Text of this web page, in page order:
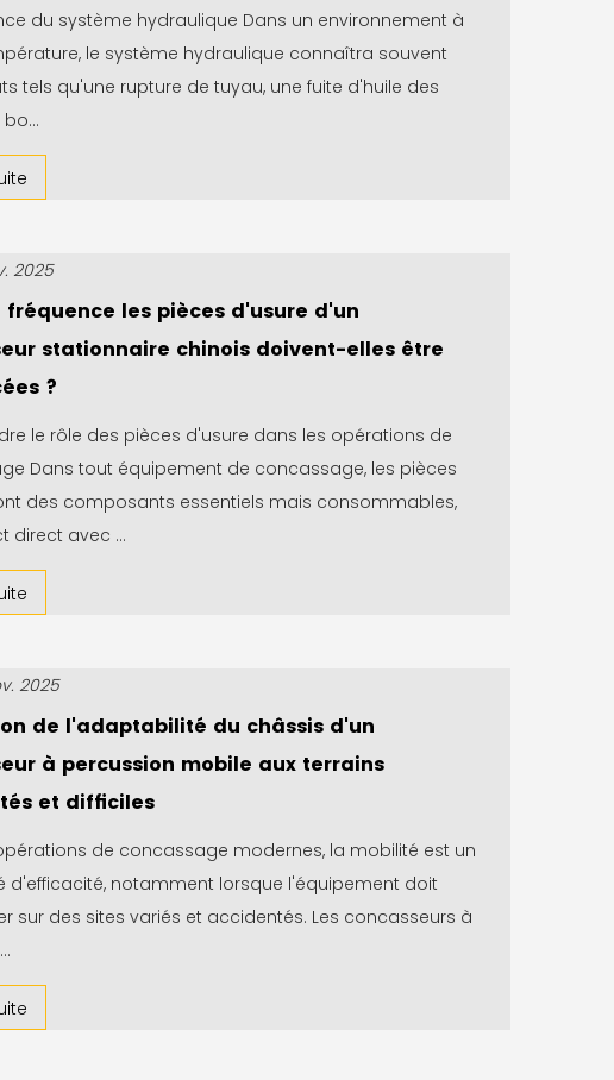
du système hydraulique Dans un environnement à
le système hydraulique connaîtra souvent
tels qu'une rupture de tuyau, une fuite d'huile des
2025
fréquence les pièces d'usure d'un
stationnaire chinois doivent-elles être
?
le rôle des pièces d'usure dans les opérations de
Dans tout équipement de concassage, les pièces
des composants essentiels mais consommables,
direct avec ...
2025
de l'adaptabilité du châssis d'un
à percussion mobile aux terrains
et difficiles
de concassage modernes, la mobilité est un
d'efficacité, notamment lorsque l'équipement doit
sur des sites variés et accidentés. Les concasseurs à